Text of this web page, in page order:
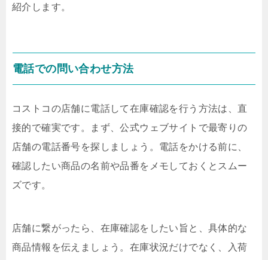
紹介します。
電話での問い合わせ方法
コストコの店舗に電話して在庫確認を行う方法は、直
接的で確実です。まず、公式ウェブサイトで最寄りの
店舗の電話番号を探しましょう。電話をかける前に、
確認したい商品の名前や品番をメモしておくとスムー
ズです。
店舗に繋がったら、在庫確認をしたい旨と、具体的な
商品情報を伝えましょう。在庫状況だけでなく、入荷